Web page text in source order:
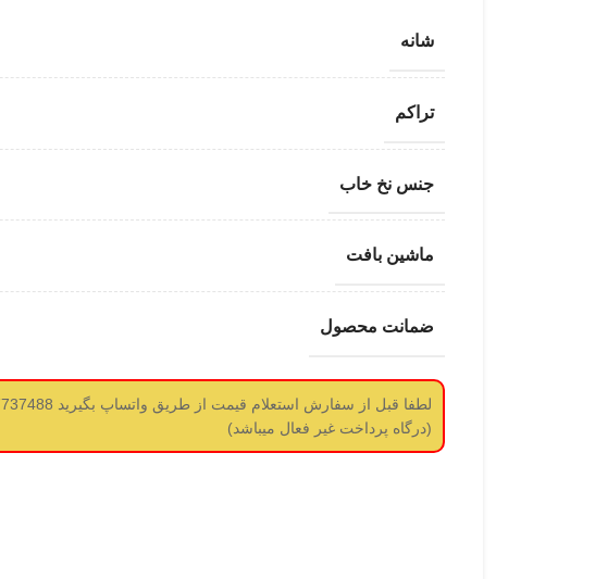
شانه
تراکم
جنس نخ خاب
ماشین بافت
ضمانت محصول
(درگاه پرداخت غیر فعال میباشد)